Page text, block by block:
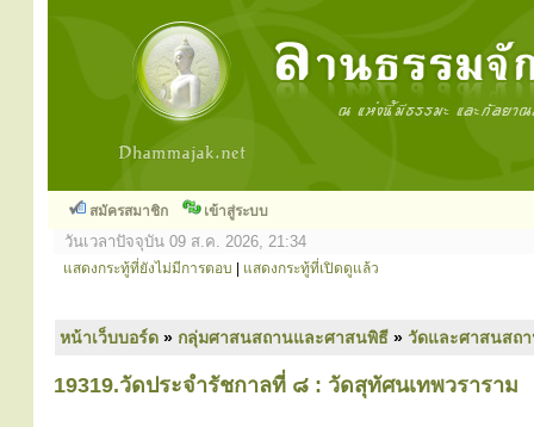
สมัครสมาชิก เข้าสู่ระบบ
วันเวลาปัจจุบัน 09 ส.ค. 2026, 21:34
แสดงกระทู้ที่ยังไม่มีการตอบ แสดงกระทู้ที่เปิดดูแล้ว
หน้าเว็บบอร์ด » กลุ่มศาสนสถานและศาสนพิธี » วัดและศาสนสถ
19319.วัดประจำรัชกาลที่ ๘ : วัดสุทัศนเทพวราราม